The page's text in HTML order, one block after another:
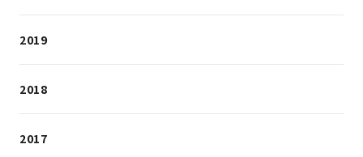
2019
2018
2017